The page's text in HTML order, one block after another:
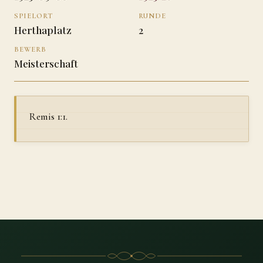
SPIELORT
Herthaplatz
RUNDE
2
BEWERB
Meisterschaft
Remis 1:1.